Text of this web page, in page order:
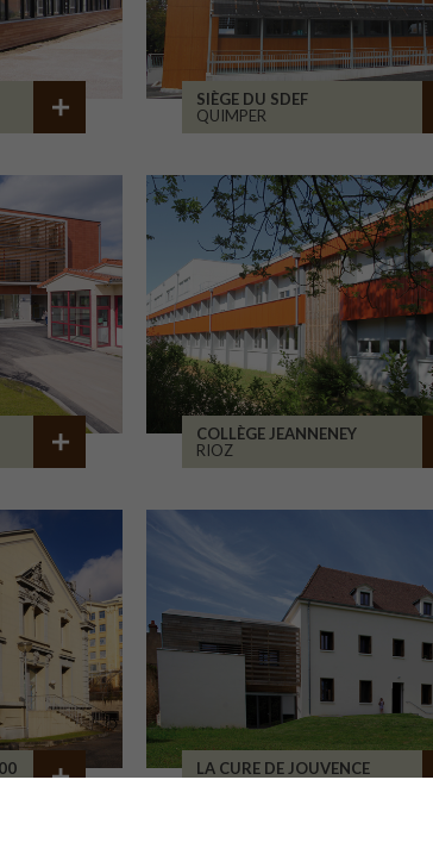
SIÈGE DU SDEF
QUIMPER
COLLÈGE JEANNENEY
RIOZ
LA CURE DE JOUVENCE